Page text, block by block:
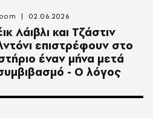
Λάιβλι και Τζάστιν
επιστρέφουν στο
έναν μήνα μετά
- Ο λόγος
02.06.2026